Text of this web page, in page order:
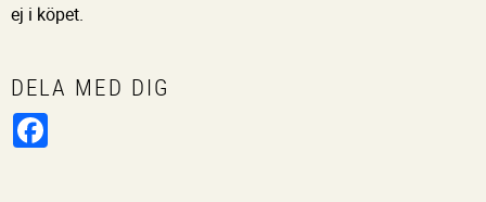
ej i köpet.
DELA MED DIG